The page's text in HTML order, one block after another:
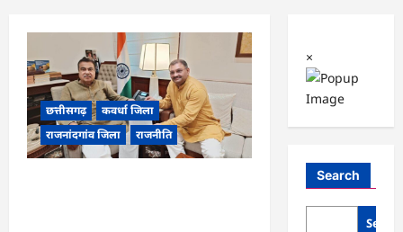
छत्तीसगढ़
कवर्धा जिला
राजनांदगांव जिला
राजनीति
×
Search